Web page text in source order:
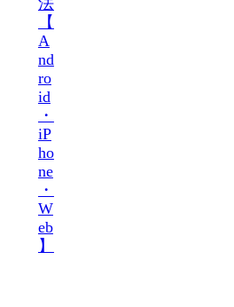
【
A
nd
ro
id
・
iP
ho
ne
・
W
eb
】